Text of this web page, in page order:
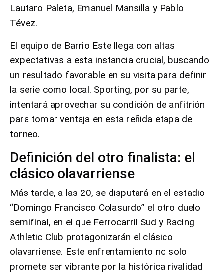
Lautaro Paleta, Emanuel Mansilla y Pablo
Tévez.
El equipo de Barrio Este llega con altas
expectativas a esta instancia crucial, buscando
un resultado favorable en su visita para definir
la serie como local. Sporting, por su parte,
intentará aprovechar su condición de anfitrión
para tomar ventaja en esta reñida etapa del
torneo.
Definición del otro finalista: el
clásico olavarriense
Más tarde, a las 20, se disputará en el estadio
“Domingo Francisco Colasurdo” el otro duelo
semifinal, en el que Ferrocarril Sud y Racing
Athletic Club protagonizarán el clásico
olavarriense. Este enfrentamiento no solo
promete ser vibrante por la histórica rivalidad